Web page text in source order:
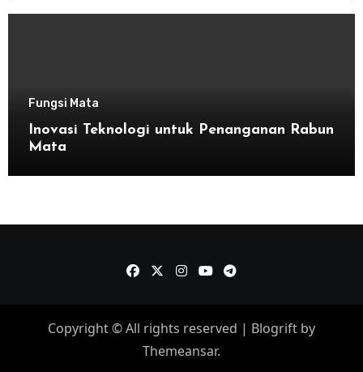
Fungsi Mata
Inovasi Teknologi untuk Penanganan Rabun
Mata
Copyright © All rights reserved | Blogrift by
Themeansar.